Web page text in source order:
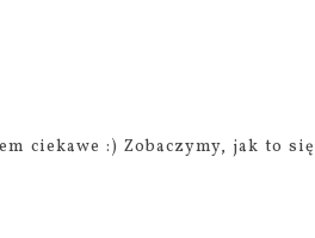
ciekawe :) Zobaczymy, jak to się